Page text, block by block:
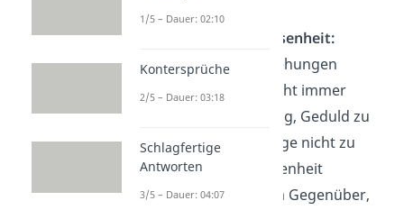
Geduld und Gelassenheit:
Romantische Beziehungen
entwickeln sich nicht immer
sofort. Es ist wichtig, Geduld zu
haben und die Dinge nicht zu
erzwingen. Gelassenheit
signalisiert deinem Gegenüber,
1/5 – Dauer: 02:10
Kontersprüche
2/5 – Dauer: 03:18
Schlagfertige
Antworten
3/5 – Dauer: 04:07